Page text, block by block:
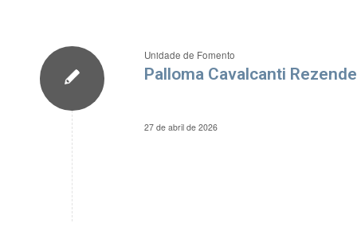
Unidade de Fomento
Palloma Cavalcanti
27 de abril de 2026